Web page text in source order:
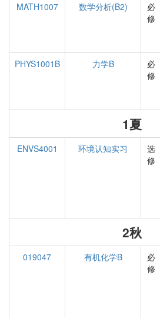
MATH1007
数学分析(B2)
必
修
PHYS1001B
力学B
必
修
1夏
ENVS4001 环境认知实习
选
修
2秋
019047 有机化学B
必
修